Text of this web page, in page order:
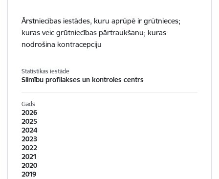
Ārstniecības iestādes, kuru aprūpē ir grūtnieces;
kuras veic grūtniecības pārtraukšanu; kuras
nodrošina kontracepciju
Statistikas iestāde
Slimību profilakses un kontroles centrs
Gads
2026
2025
2024
2023
2022
2021
2020
2019